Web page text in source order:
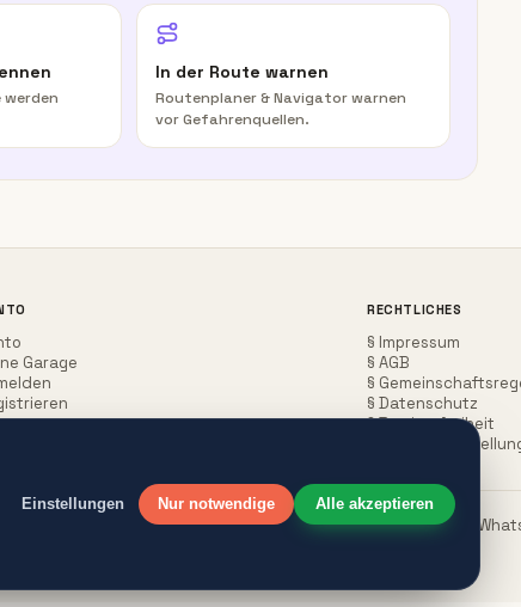
In der Route warnen
Routenplaner & Navigator warnen
vor Gefahrenquellen.
Garage
RECHTLICHES
§ Impressum
§ AGB
§
§ Datenschutz
§ Barrierefreiheit
Cookie-
Teilen:
Einstellungen Nur notwendige Alle akzeptieren